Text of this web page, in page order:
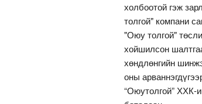
холбоотой гэж
толгой" компани
"Оюу толгой"
хойшилсон
хөндлөнгийн
оны
“Оюутолгой” ХХК-